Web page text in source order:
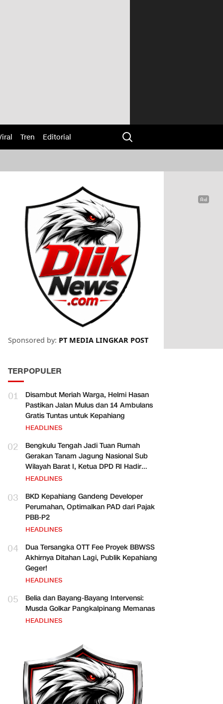
Tren Editorial
Sponsored by: PT MEDIA LINGKAR POST
TERPOPULER
01
Disambut Meriah Warga, Helmi Hasan
Pastikan Jalan Mulus dan 14 Ambulans
Gratis Tuntas untuk Kepahiang
HEADLINES
02
Bengkulu Tengah Jadi Tuan Rumah
Gerakan Tanam Jagung Nasional Sub
Wilayah Barat I, Ketua DPD RI Hadir
Bersama Para Pejabat Pusat
HEADLINES
03
BKD Kepahiang Gandeng Developer
Perumahan, Optimalkan PAD dari Pajak
PBB-P2
HEADLINES
04
Dua Tersangka OTT Fee Proyek BBWSS
Akhirnya Ditahan Lagi, Publik Kepahiang
Geger!
HEADLINES
05
Belia dan Bayang-Bayang Intervensi:
Musda Golkar Pangkalpinang Memanas
HEADLINES